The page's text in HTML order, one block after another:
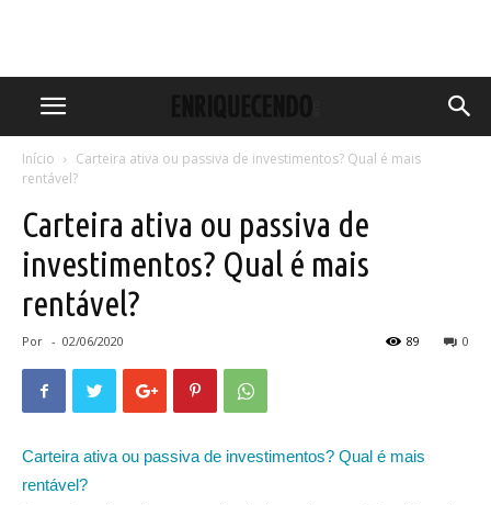
Início
Carteira ativa ou passiva de investimentos? Qual é mais
rentável?
Carteira ativa ou passiva de
investimentos? Qual é mais
rentável?
Por - 02/06/2020 0
89
Carteira ativa ou passiva de investimentos? Qual é mais
rentável?